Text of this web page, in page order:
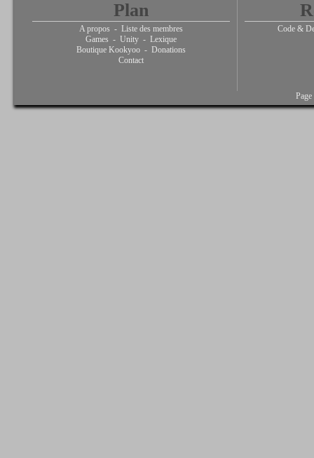
Plan
A propos - Liste des membres
Games - Unity - Lexique
Boutique Kookyoo - Donations
Contact
Code &